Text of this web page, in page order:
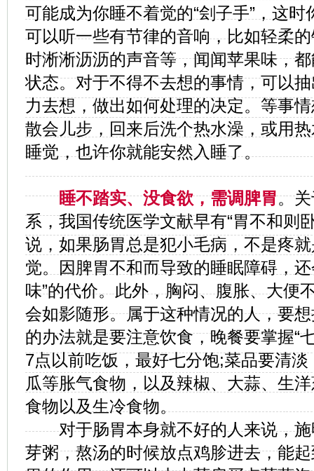
可能成为你睡不着觉的“刽子手”，这
可以听一些有节律的音响，比如轻柔
时淅淅沥沥的声音等，闻闻苹果味，
状态。对于不得不去想的事情，可以
力去想，做出如何处理的决定。等事
散会儿步，回来后洗个热水澡，或用
睡觉，也许你就能安然入睡了。
睡不踏实、没食欲，需调脾胃。
系，我国传统医学文献早有“胃不和则
说，如果肠胃总是犯小毛病，不是疼
觉。因脾胃不和而导致的睡眠障碍，
味”的代价。此外，胸闷、腹胀、大便
会如影随形。属于这种情况的人，要
的办法就是要注意饮食，晚餐要掌握“
7点以前吃饭，最好七分饱;菜品要清
瓜等胀气食物，以及辣椒、大蒜、生
食物以及生冷食物。
对于肠胃本身就不好的人来说，施
芽粥，熬汤的时候放点鸡胗进去，能